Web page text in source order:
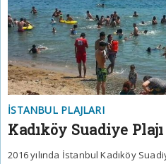
İSTANBUL PLAJLARI
Kadıköy Suadiye Plajı
2016 yılında İstanbul Kadıköy